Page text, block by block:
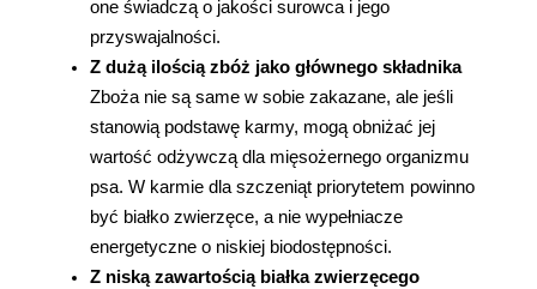
one świadczą o jakości surowca i jego
przyswajalności.
Z dużą ilością zbóż jako głównego składnika
Zboża nie są same w sobie zakazane, ale jeśli
stanowią podstawę karmy, mogą obniżać jej
wartość odżywczą dla mięsożernego organizmu
psa. W karmie dla szczeniąt priorytetem powinno
być białko zwierzęce, a nie wypełniacze
energetyczne o niskiej biodostępności.
Z niską zawartością białka zwierzęcego